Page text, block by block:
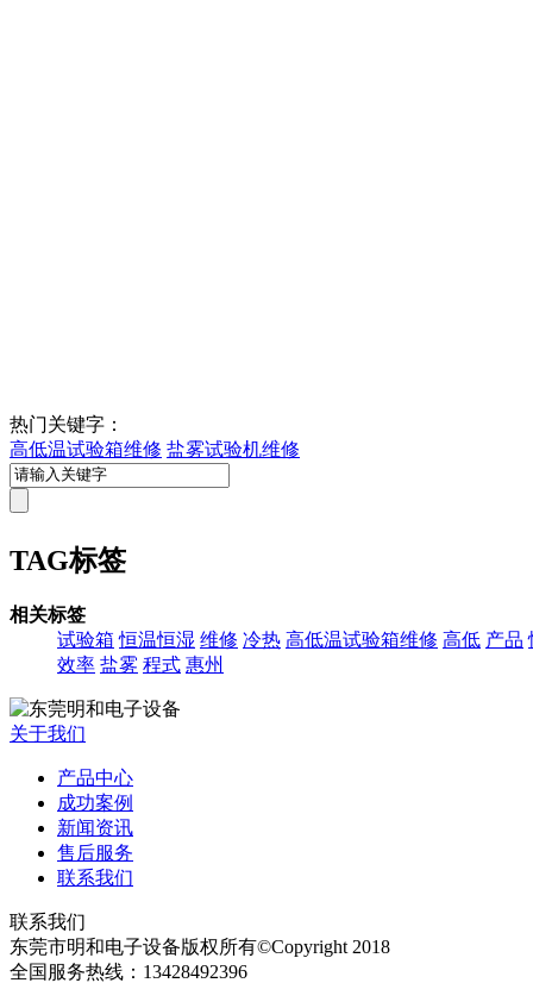
热门关键字：
高低温试验箱维修 盐雾试验机维修
TAG标签
相关标签
试验箱 恒温恒湿 维修 冷热 高低温试验箱维修 高低 产品
效率 盐雾 程式 惠州
关于我们
产品中心
成功案例
新闻资讯
售后服务
联系我们
联系我们
东莞市明和电子设备版权所有©Copyright 2018
全国服务热线：13428492396